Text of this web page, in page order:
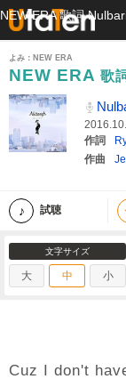
よみ：NEW ERA
NEW ERA 歌
作詞
作曲
試聴
文字サイズ
大 中 小
Cuz I don't